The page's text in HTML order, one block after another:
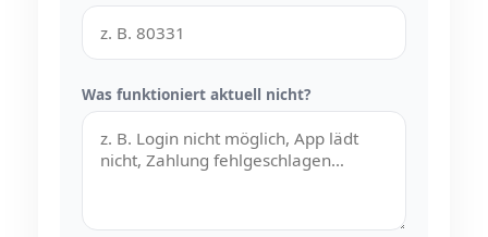
Was funktioniert aktuell nicht?